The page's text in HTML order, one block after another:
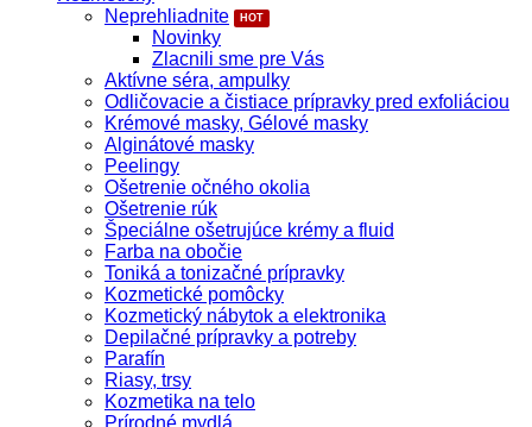
Neprehliadnite
Novinky
Zlacnili sme pre Vás
Aktívne séra, ampulky
Odličovacie a čistiace prípravky pred exfoliáciou
Krémové masky, Gélové masky
Alginátové masky
Peelingy
Ošetrenie očného okolia
Ošetrenie rúk
Špeciálne ošetrujúce krémy a fluid
Farba na obočie
Toniká a tonizačné prípravky
Kozmetické pomôcky
Kozmetický nábytok a elektronika
Depilačné prípravky a potreby
Parafín
Riasy, trsy
Kozmetika na telo